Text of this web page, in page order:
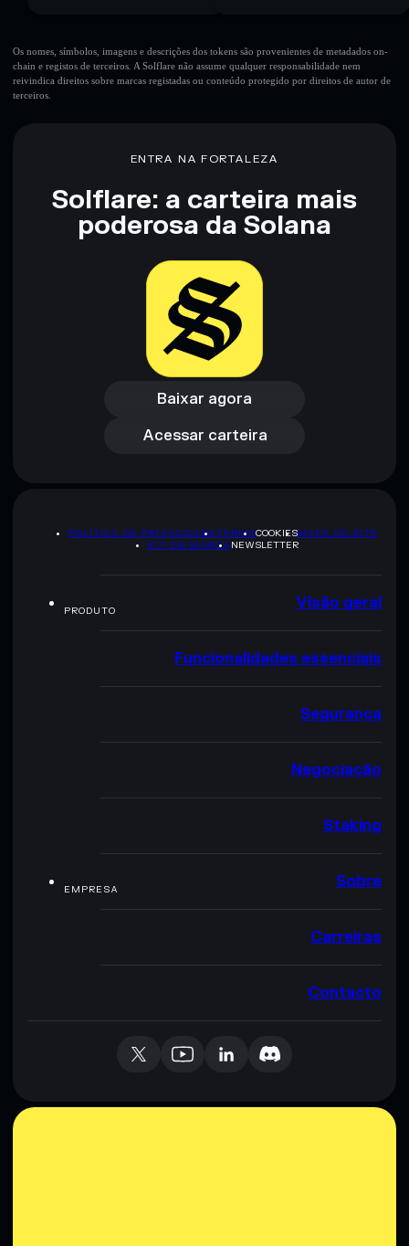
Os nomes, símbolos, imagens e descrições dos tokens são provenientes de metadados on-
chain e registos de terceiros. A Solflare não assume qualquer responsabilidade nem
reivindica direitos sobre marcas registadas ou conteúdo protegido por direitos de autor de
terceiros.
ENTRA NA FORTALEZA
Solflare: a carteira mais
poderosa da Solana
Baixar agora
Baixar agora
Acessar carteira
Acessar carteira
POLÍTICA DE PRIVACIDADETERMSCOOKIESMAPA DO SITE
KIT DA MARCA NEWSLETTER
PRODUTO Visão geral
Funcionalidades essenciais
Segurança
Negociação
Staking
EMPRESA Sobre
Carreiras
Contacto